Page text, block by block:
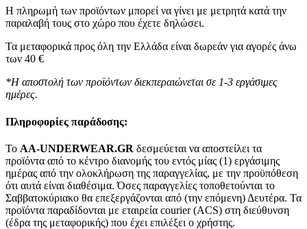
Η πληρωμή των προϊόντων μπορεί να γίνει με μετρητά κατά την
παραλαβή τους στο χώρο που έχετε δηλώσει.
Τα μεταφορικά προς όλη την Ελλάδα είναι δωρεάν για αγορές άνω
των 40 €
*Η αποστολή των προϊόντων διεκπεραιώνεται σε 1-3 εργάσιμες
ημέρες.
Πληροφορίες παράδοσης:
To AA-UNDERWEAR.GR δεσμεύεται να αποστείλει τα
προϊόντα από το κέντρο διανομής του εντός μίας (1) εργάσιμης
ημέρας από την ολοκλήρωση της παραγγελίας, με την προϋπόθεση
ότι αυτά είναι διαθέσιμα. Όσες παραγγελίες τοποθετούνται το
Σαββατοκύριακο θα επεξεργάζονται από (την επόμενη) Δευτέρα. Τα
προϊόντα παραδίδονται με εταιρεία courier (ACS) στη διεύθυνση
(έδρα της μεταφορικής) που έχει επιλέξει ο χρήστης.